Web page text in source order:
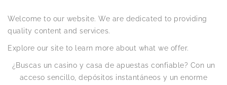
Welcome to our website. We are dedicated to providing
quality content and services.
Explore our site to learn more about what we offer.
¿Buscas un casino y casa de apuestas confiable? Con un
acceso sencillo, depósitos instantáneos y un enorme